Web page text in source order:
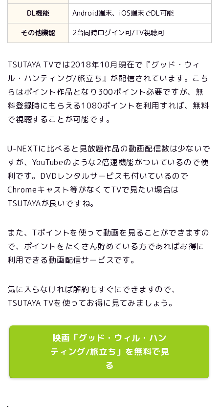
DL機能
Android端末、iOS端末でDL可能
その他機能
2台同時ログイン可/TV視聴可
TSUTAYA TVでは2018年10月現在で『グッド・ウィ
ル・ハンティング/旅立ち』が配信されています。こち
らはポイント作品となり300ポイント必要ですが、無
料登録時にもらえる1080ポイントを利用すれば、無料
で視聴することが可能です。
U-NEXTに比べると見放題作品の動画配信数は少ないで
すが、YouTubeのような2倍速機能がついているので便
利です。DVDレンタルサービスも付いているので
Chromeキャスト等がなくてTVで見たい場合は
TSUTAYAが良いですね。
また、Tポイントを使って動画を見ることができますの
で、ポイントをたくさん貯めている方であればお得に
利用できる動画配信サービスです。
気に入らなければ解約もすぐにできますので、
TSUTAYA TVを使ってお得に見てみましょう。
映画「グッド・ウィル・ハン
ティング/旅立ち」を無料で見
る